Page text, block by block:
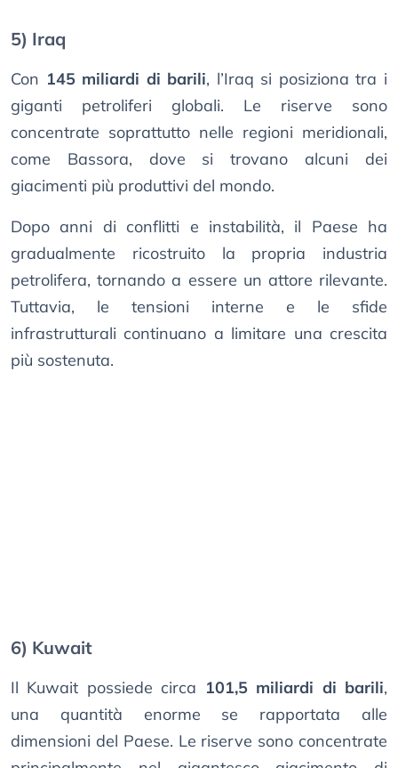
5) Iraq
Con 145 miliardi di barili, l’Iraq si posiziona tra i
giganti petroliferi globali. Le riserve sono
concentrate soprattutto nelle regioni meridionali,
come Bassora, dove si trovano alcuni dei
giacimenti più produttivi del mondo.
Dopo anni di conflitti e instabilità, il Paese ha
gradualmente ricostruito la propria industria
petrolifera, tornando a essere un attore rilevante.
Tuttavia, le tensioni interne e le sfide
infrastrutturali continuano a limitare una crescita
più sostenuta.
6) Kuwait
Il Kuwait possiede circa 101,5 miliardi di barili,
una quantità enorme se rapportata alle
dimensioni del Paese. Le riserve sono concentrate